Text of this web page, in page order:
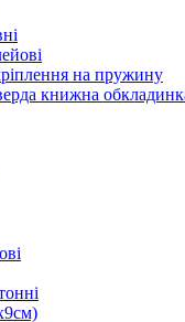
на пружину
книжна